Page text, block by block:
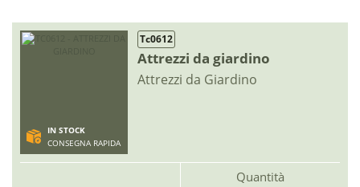
IN STOCK
CONSEGNA RAPIDA
Tc0612
Attrezzi da giardino
Attrezzi da Giardino
Quantità